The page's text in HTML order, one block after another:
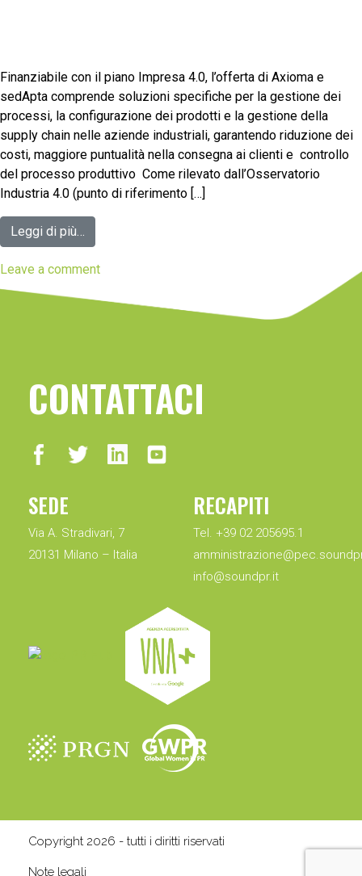
Finanziabile con il piano Impresa 4.0, l’offerta di Axioma e
sedApta comprende soluzioni specifiche per la gestione dei
processi, la configurazione dei prodotti e la gestione della
supply chain nelle aziende industriali, garantendo riduzione dei
costi, maggiore puntualità nella consegna ai clienti e controllo
del processo produttivo Come rilevato dall’Osservatorio
Industria 4.0 (punto di riferimento […]
Leggi di più…
Leave a comment
CONTATTACI
SEDE
Via A. Stradivari, 7
20131 Milano – Italia
RECAPITI
Tel. +39 02 205695.1
info@soundpr.it
Copyright 2026 - tutti i diritti riservati
Note legali